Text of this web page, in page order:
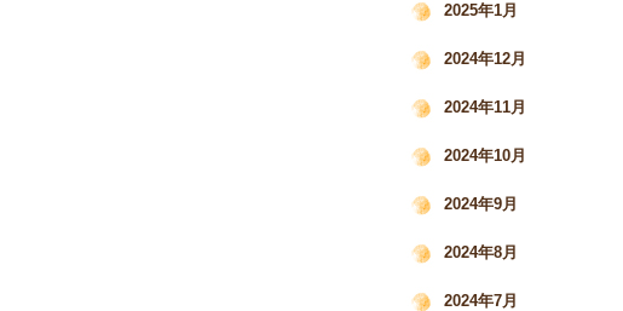
2025年1月
2024年12月
2024年11月
2024年10月
2024年9月
2024年8月
2024年7月